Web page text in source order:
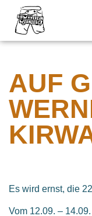
AUF
Es wird ernst, die
Vom 12.09. –